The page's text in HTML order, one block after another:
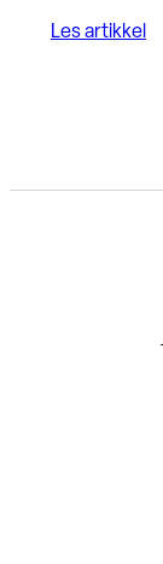
Les artikkel